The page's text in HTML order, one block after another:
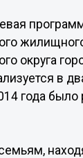
округа
в
года было